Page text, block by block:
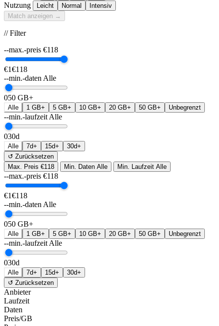
Nutzung Leicht Normal
Intensiv
Match anzeigen →
// Filter
--max.-preis €118
€1€118
--min.-daten Alle
050 GB+
Alle 1 GB+ 5 GB+ 10 GB+ 20 GB+ 50 GB+ Unbegrenzt
--min.-laufzeit Alle
030d
Alle 7d+ 15d+
30d+
↺ Zurücksetzen
Max. Preis €118 Min. Daten Alle Min. Laufzeit Alle
--max.-preis €118
€1€118
--min.-daten Alle
050 GB+
Alle 1 GB+ 5 GB+ 10 GB+ 20 GB+ 50 GB+ Unbegrenzt
--min.-laufzeit Alle
030d
Alle 7d+ 15d+
30d+
↺ Zurücksetzen
Anbieter
Laufzeit
Daten
Preis/GB